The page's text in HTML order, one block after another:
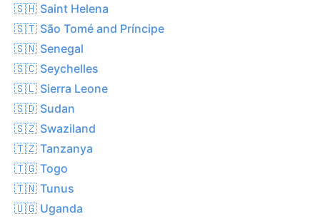
🇸🇭 Saint Helena
🇸🇹 São Tomé and Príncipe
🇸🇳 Senegal
🇸🇨 Seychelles
🇸🇱 Sierra Leone
🇸🇩 Sudan
🇸🇿 Swaziland
🇹🇿 Tanzanya
🇹🇬 Togo
🇹🇳 Tunus
🇺🇬 Uganda